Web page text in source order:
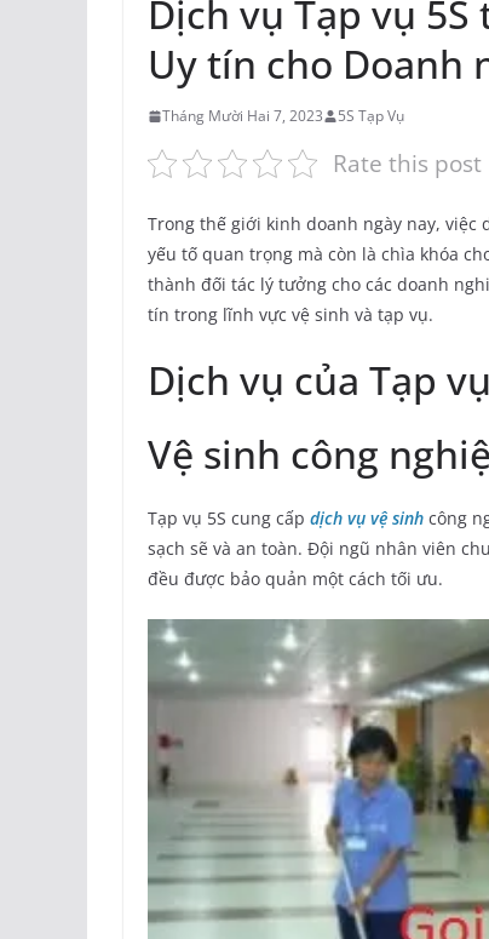
Dịch vụ Tạp vụ
Uy tín cho Doanh
Tháng Mười Hai 7, 2023 5S Tạp Vụ
Rate this post
Trong thế giới kinh doanh ngày nay, việc
yếu tố quan trọng mà còn là chìa khóa
thành đối tác lý tưởng cho các doanh
tín trong lĩnh vực vệ sinh và tạp vụ.
Dịch vụ của Tạp
Vệ sinh công
Tạp vụ 5S cung cấp dịch vụ vệ sinh công
sạch sẽ và an toàn. Đội ngũ nhân viên
đều được bảo quản một cách tối ưu.